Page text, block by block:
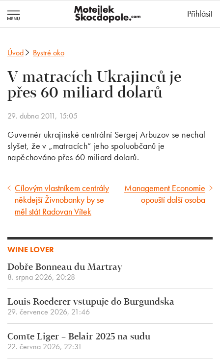
Přihlásit
Úvod Bystré oko
V matracích Ukrajinců je
přes 60 miliard dolarů
29. dubna 2011, 15:05
Guvernér ukrajinské centrální Sergej Arbuzov se nechal
slyšet, že v „matracích“ jeho spoluobčanů je
napěchováno přes 60 miliard dolarů.
Předcházející
článek
Cílovým vlastníkem centrály
někdejší Živnobanky by se
měl stát Radovan Vítek
Následující
článek
Management Economie
opouští další osoba
WINE LOVER
Dobře Bonneau du Martray
8. srpna 2026, 20:28
Louis Roederer vstupuje do Burgundska
29. července 2026, 21:46
Comte Liger – Belair 2025 na sudu
22. června 2026, 22:31